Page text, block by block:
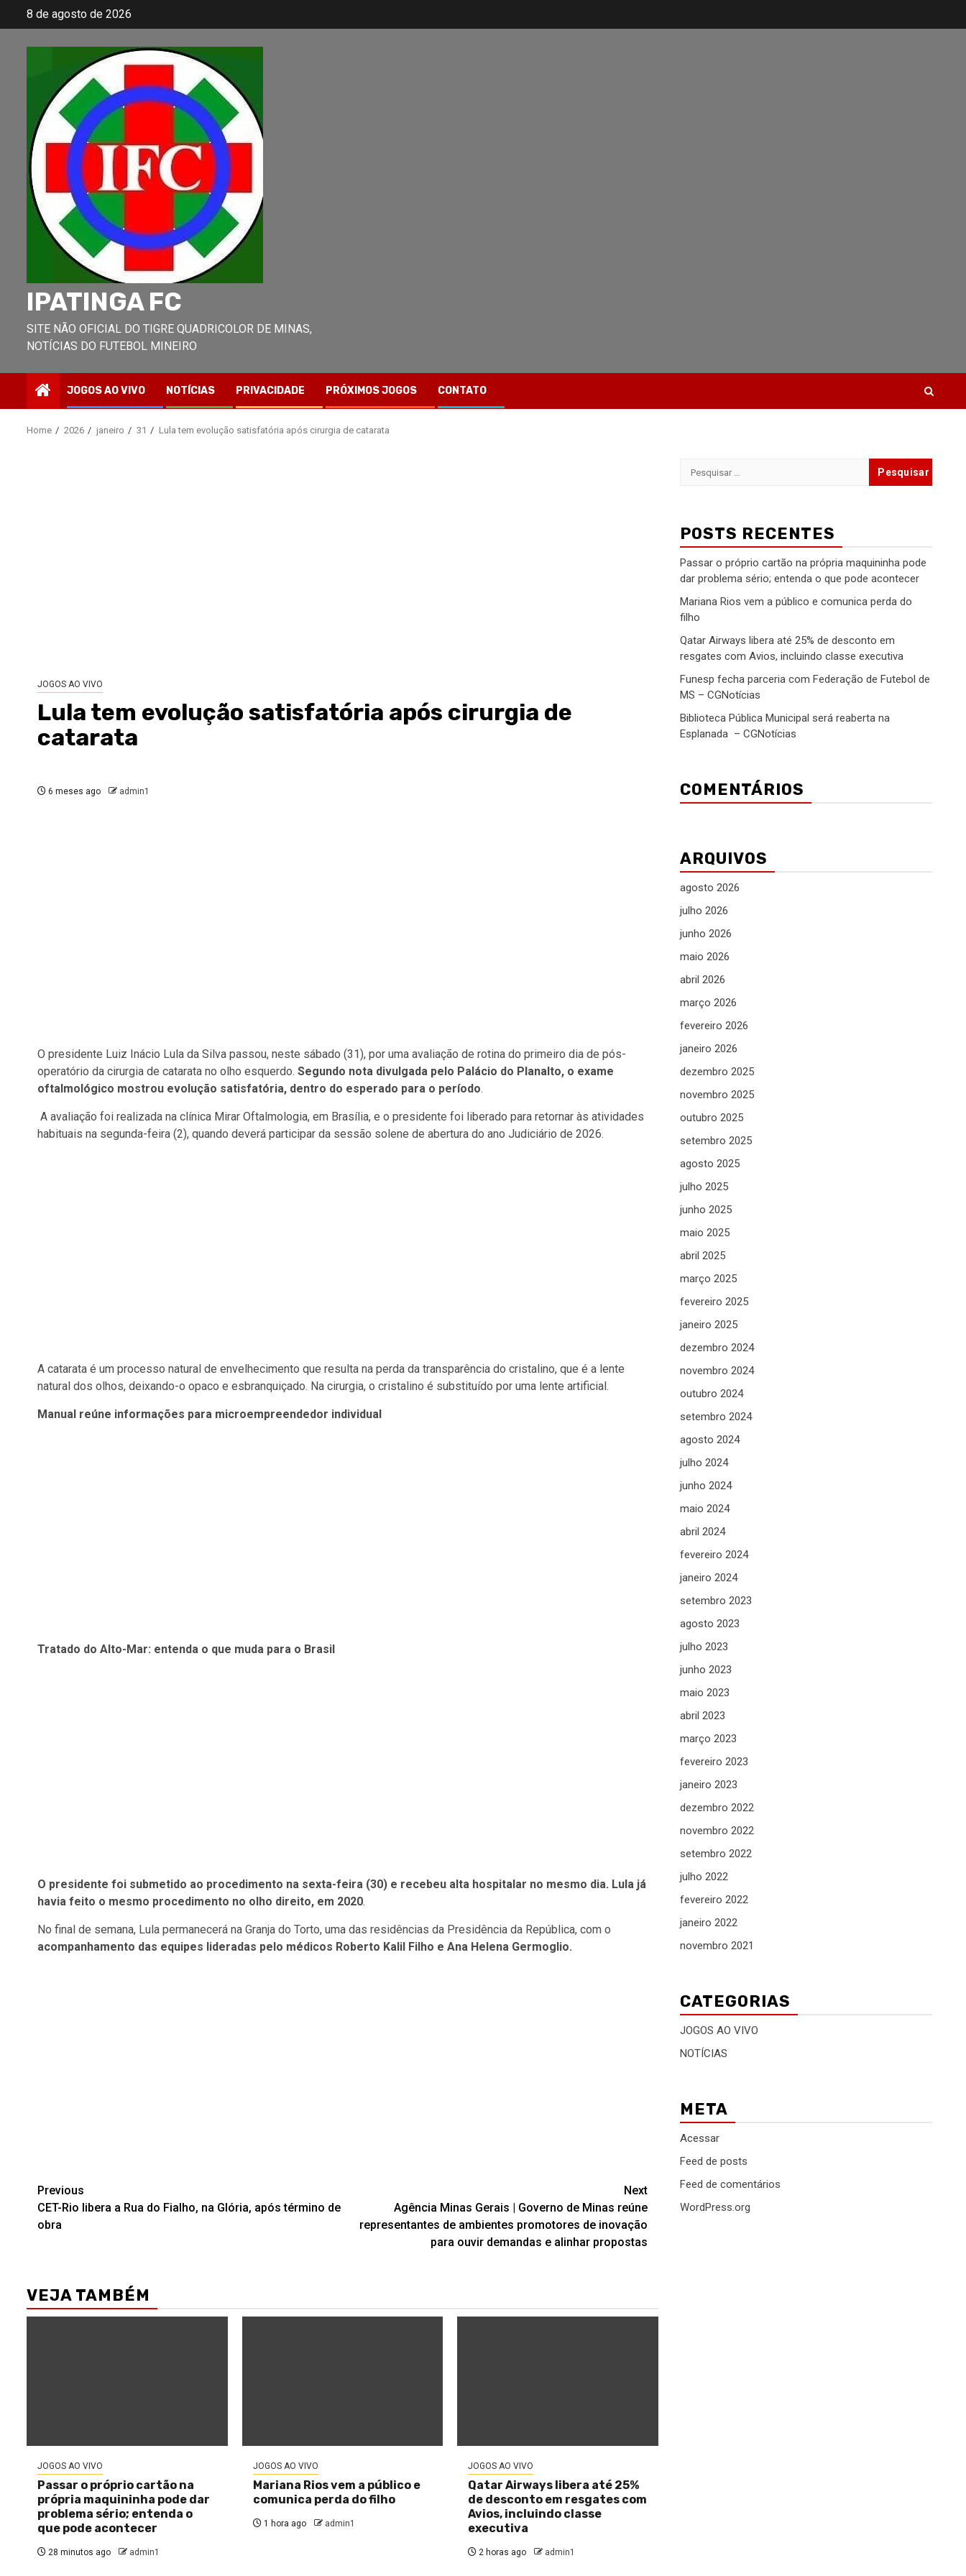
8 de agosto de 2026
IPATINGA FC
SITE NÃO OFICIAL DO TIGRE QUADRICOLOR DE MINAS,
NOTÍCIAS DO FUTEBOL MINEIRO
JOGOS AO VIVO NOTÍCIAS PRIVACIDADE PRÓXIMOS JOGOS CONTATO
Home 2026 janeiro 31 Lula tem evolução satisfatória após cirurgia de catarata
JOGOS AO VIVO
Lula tem evolução satisfatória após cirurgia de
catarata
6 meses ago admin1
O presidente Luiz Inácio Lula da Silva passou, neste sábado (31), por uma avaliação de rotina do primeiro dia de pós-
operatório da cirurgia de catarata no olho esquerdo. Segundo nota divulgada pelo Palácio do Planalto, o exame
oftalmológico mostrou evolução satisfatória, dentro do esperado para o período.
A avaliação foi realizada na clínica Mirar Oftalmologia, em Brasília, e o presidente foi liberado para retornar às atividades
habituais na segunda-feira (2), quando deverá participar da sessão solene de abertura do ano Judiciário de 2026.
A catarata é um processo natural de envelhecimento que resulta na perda da transparência do cristalino, que é a lente
natural dos olhos, deixando-o opaco e esbranquiçado. Na cirurgia, o cristalino é substituído por uma lente artificial.
Manual reúne informações para microempreendedor individual
Tratado do Alto-Mar: entenda o que muda para o Brasil
O presidente foi submetido ao procedimento na sexta-feira (30) e recebeu alta hospitalar no mesmo dia. Lula já
havia feito o mesmo procedimento no olho direito, em 2020.
No final de semana, Lula permanecerá na Granja do Torto, uma das residências da Presidência da República, com o
acompanhamento das equipes lideradas pelo médicos Roberto Kalil Filho e Ana Helena Germoglio.
Post
navigation
Previous
CET-Rio libera a Rua do Fialho, na Glória, após término de
obra
Next
Agência Minas Gerais | Governo de Minas reúne
representantes de ambientes promotores de inovação
para ouvir demandas e alinhar propostas
VEJA TAMBÉM
JOGOS AO VIVO
Passar o próprio cartão na
própria maquininha pode dar
problema sério; entenda o
que pode acontecer
28 minutos ago admin1
JOGOS AO VIVO
Mariana Rios vem a público e
comunica perda do filho
1 hora ago admin1
JOGOS AO VIVO
Qatar Airways libera até 25%
de desconto em resgates com
Avios, incluindo classe
executiva
2 horas ago admin1
Pesquisar
POSTS RECENTES
Passar o próprio cartão na própria maquininha pode
dar problema sério; entenda o que pode acontecer
Mariana Rios vem a público e comunica perda do
filho
Qatar Airways libera até 25% de desconto em
resgates com Avios, incluindo classe executiva
Funesp fecha parceria com Federação de Futebol de
MS – CGNotícias
Biblioteca Pública Municipal será reaberta na
Esplanada – CGNotícias
COMENTÁRIOS
ARQUIVOS
agosto 2026
julho 2026
junho 2026
maio 2026
abril 2026
março 2026
fevereiro 2026
janeiro 2026
dezembro 2025
novembro 2025
outubro 2025
setembro 2025
agosto 2025
julho 2025
junho 2025
maio 2025
abril 2025
março 2025
fevereiro 2025
janeiro 2025
dezembro 2024
novembro 2024
outubro 2024
setembro 2024
agosto 2024
julho 2024
junho 2024
maio 2024
abril 2024
fevereiro 2024
janeiro 2024
setembro 2023
agosto 2023
julho 2023
junho 2023
maio 2023
abril 2023
março 2023
fevereiro 2023
janeiro 2023
dezembro 2022
novembro 2022
setembro 2022
julho 2022
fevereiro 2022
janeiro 2022
novembro 2021
CATEGORIAS
JOGOS AO VIVO
NOTÍCIAS
META
Acessar
Feed de posts
Feed de comentários
WordPress.org